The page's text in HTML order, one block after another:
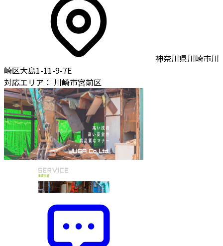
神奈川県川崎市川
崎区大島1-11-9-7E
対応エリア： 川崎市宮前区